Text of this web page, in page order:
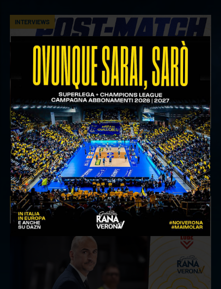
INTERVIEWS
18 aprile 2026
Il commento del ds Lami dopo Gara 4 delle
Semifinali Play Off
INTERVIEWS